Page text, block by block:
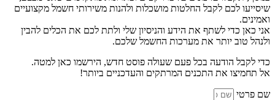
שיסייעו לכם לקבל החלטות מושכלות ולהנות משירותי חשמל מקצועיים
ואמינים.
אני כאן כדי לשתף את הידע והניסיון שלי ולתת לכם את הכלים להבין
ולנהל טוב יותר את מערכות החשמל שלכם.
כדי לקבל הודעה בכל פעם שעולה פוסט חדש, הירשמו כאן למטה.
אל תחמיצו את התכנים המרתקים והעדכניים ביותר!
שם פרטי